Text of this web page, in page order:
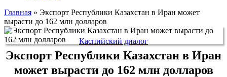
Главная » Экспорт Республики Казахстан в Иран может
вырасти до 162 млн долларов
Каспийский диалог
Экспорт Республики Казахстан в Иран
может вырасти до 162 млн долларов